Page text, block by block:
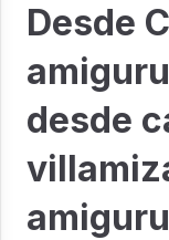
Desde
desde